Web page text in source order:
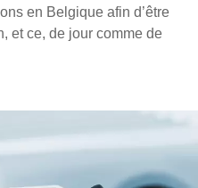
en Belgique afin d’être
et ce, de jour comme de